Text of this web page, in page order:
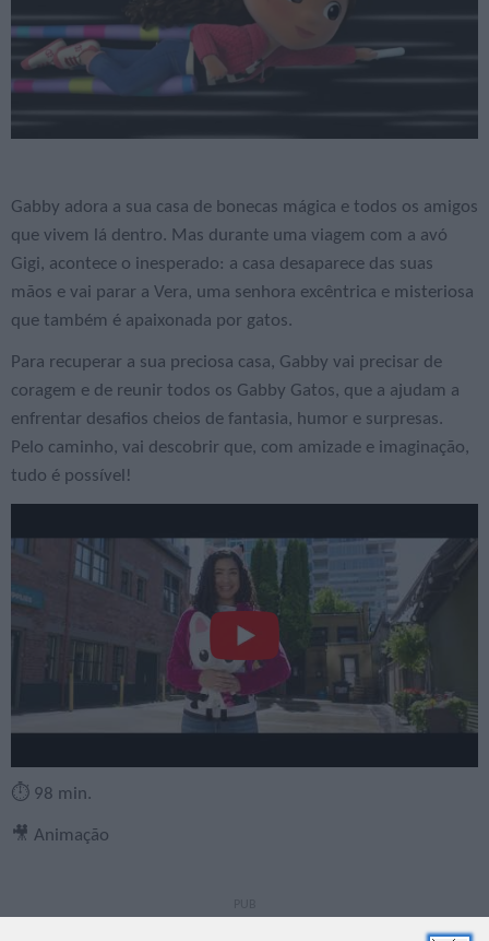
Gabby adora a sua casa de bonecas mágica e todos os amigos
que vivem lá dentro. Mas durante uma viagem com a avó
Gigi, acontece o inesperado: a casa desaparece das suas
mãos e vai parar a Vera, uma senhora excêntrica e misteriosa
que também é apaixonada por gatos.
Para recuperar a sua preciosa casa, Gabby vai precisar de
coragem e de reunir todos os Gabby Gatos, que a ajudam a
enfrentar desafios cheios de fantasia, humor e surpresas.
Pelo caminho, vai descobrir que, com amizade e imaginação,
tudo é possível!
⏱️ 98 min.
🎥 Animação